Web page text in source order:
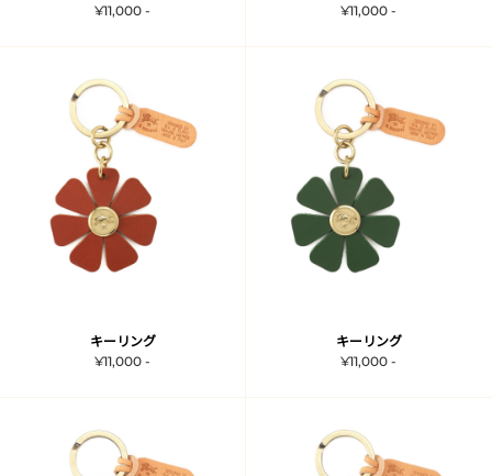
¥11,000 -
¥11,000 -
キーリング
¥11,000 -
キーリング
¥11,000 -